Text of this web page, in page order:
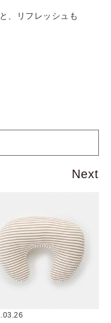
、リフレッシュも